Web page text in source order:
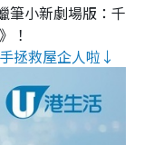
筆小新劇場版：千
！
拯救屋企人啦↓